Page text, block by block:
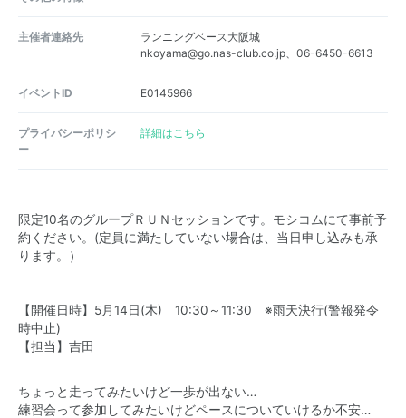
主催者連絡先
ランニングベース大阪城
nkoyama@go.nas-club.co.jp、06-6450-6613
イベントID E0145966
プライバシーポリシ
ー
詳細はこちら
限定10名のグループＲＵＮセッションです。モシコムにて事前予
約ください。(定員に満たしていない場合は、当日申し込みも承
ります。）
【開催日時】5月14日(木) 10:30～11:30 ※雨天決行(警報発令
時中止)
【担当】吉田
ちょっと走ってみたいけど一歩が出ない…
練習会って参加してみたいけどペースについていけるか不安…